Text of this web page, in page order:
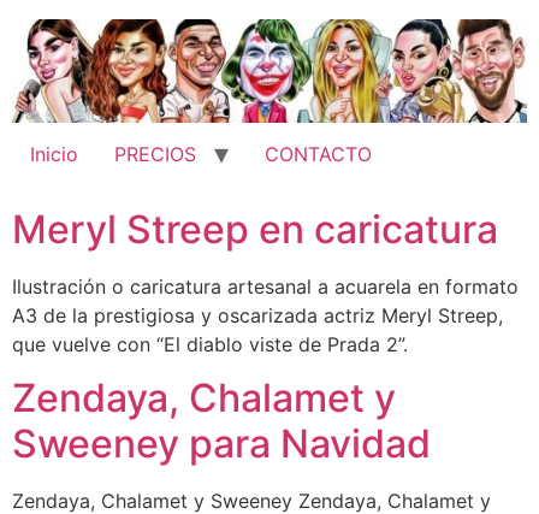
contenido
Inicio PRECIOS CONTACTO
Meryl Streep en caricatura
Ilustración o caricatura artesanal a acuarela en formato
A3 de la prestigiosa y oscarizada actriz Meryl Streep,
que vuelve con “El diablo viste de Prada 2”.
Zendaya, Chalamet y
Sweeney para Navidad
Zendaya, Chalamet y Sweeney Zendaya, Chalamet y